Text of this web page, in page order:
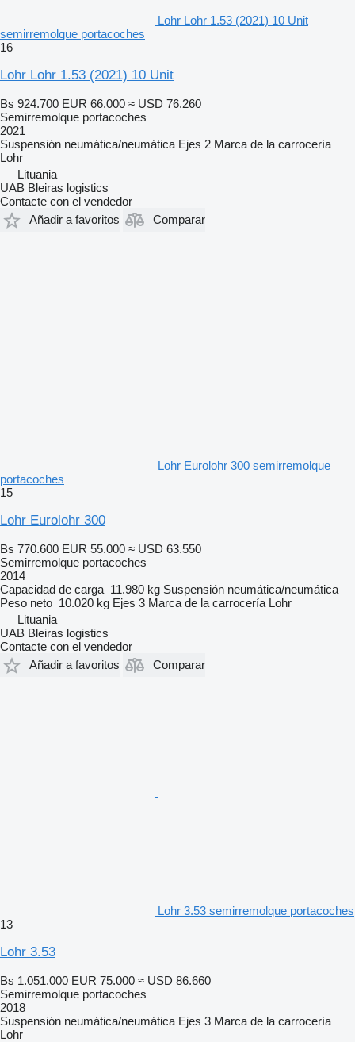
Lohr Lohr 1.53 (2021) 10 Unit
semirremolque portacoches
16
Lohr Lohr 1.53 (2021) 10 Unit
Bs 924.700 EUR 66.000 ≈ USD 76.260
Semirremolque portacoches
2021
Suspensión neumática/neumática Ejes 2 Marca de la carrocería
Lohr
Lituania
UAB Bleiras logistics
Contacte con el vendedor
Añadir a favoritos
Comparar
Lohr Eurolohr 300 semirremolque
portacoches
15
Lohr Eurolohr 300
Bs 770.600 EUR 55.000 ≈ USD 63.550
Semirremolque portacoches
2014
Capacidad de carga 11.980 kg Suspensión neumática/neumática
Peso neto 10.020 kg Ejes 3 Marca de la carrocería Lohr
Lituania
UAB Bleiras logistics
Contacte con el vendedor
Añadir a favoritos
Comparar
Lohr 3.53 semirremolque portacoches
13
Lohr 3.53
Bs 1.051.000 EUR 75.000 ≈ USD 86.660
Semirremolque portacoches
2018
Suspensión neumática/neumática Ejes 3 Marca de la carrocería
Lohr